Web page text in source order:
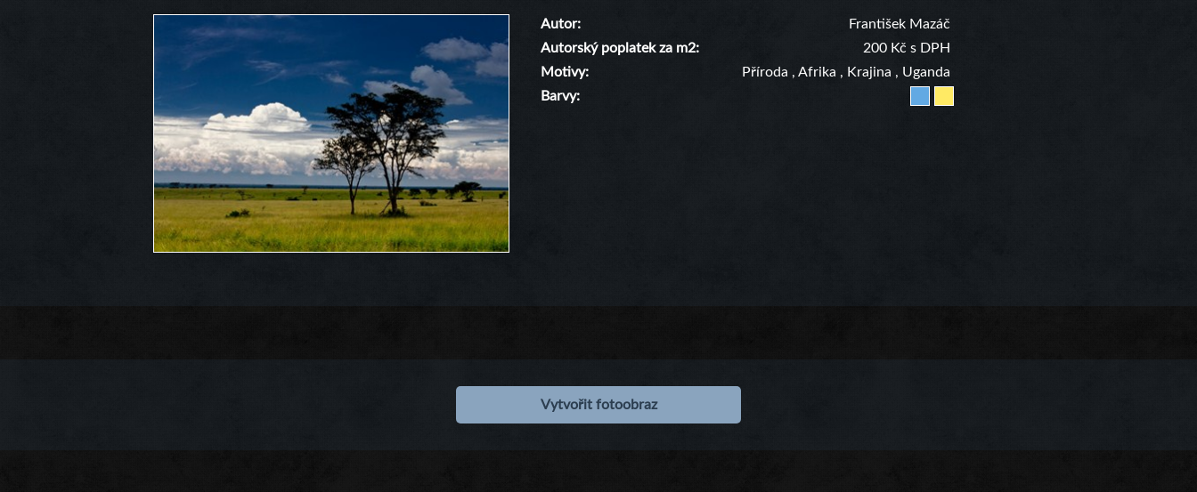
Autor
František Mazáč
Autorský poplatek za m2
200 Kč s DPH
Motivy
Příroda , Afrika , Krajina , Uganda
Barvy
Vytvořit fotoobraz